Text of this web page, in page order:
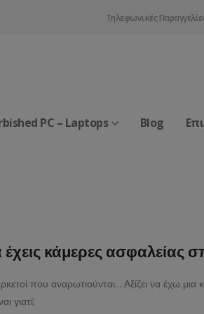
Τηλεφωνικές
PC – Laptops Blog
έχεις κάμερες ασφαλείας
που αναρωτιούνται… Αξίζει να έχω μια
γιατί;